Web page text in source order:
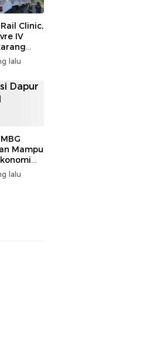
Clinic,
IV
Gratis
lalu
Mampu
Tekankan
lalu